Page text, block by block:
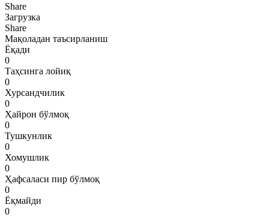
Share
Загрузка
Share
Мақоладан таъсирланиш
Ёқади
0
Таҳсинга лойиқ
0
Хурсандчилик
0
Ҳайрон бўлмоқ
0
Тушкунлик
0
Хомушлик
0
Ҳафсаласи пир бўлмоқ
0
Ёқмайди
0